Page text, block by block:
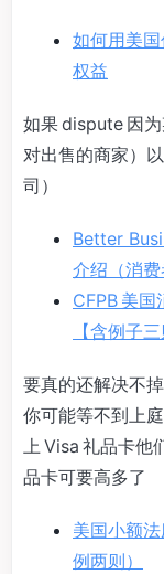
如何用美
权益
如果 dispute 因
对出售的商家）
司）
Better
介绍（消费
CFPB 美国
【含例子三
要真的还解决不
你可能等不到上
上 Visa 礼品卡他
品卡可要高多了
美国小额
例两则）